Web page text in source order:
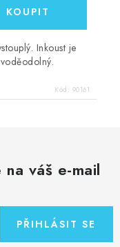
Inkoust je
Kód: 90161
váš e-mail
PŘIHLÁSIT SE